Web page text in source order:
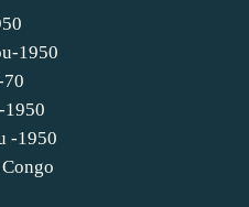
1950
1950
-1950